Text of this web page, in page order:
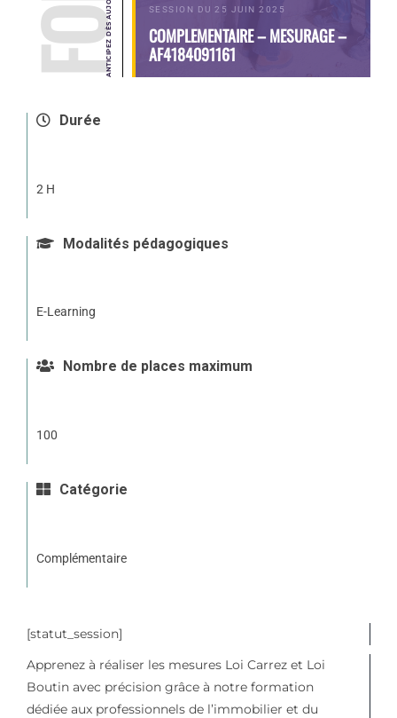
SESSION DU 25 JUIN 2025
COMPLEMENTAIRE – MESURAGE –
AF4184091161
Durée
2 H
Modalités pédagogiques
E-Learning
Nombre de places maximum
100
Catégorie
Complémentaire
[statut_session]
Apprenez à réaliser les mesures Loi Carrez et Loi
Boutin avec précision grâce à notre formation
dédiée aux professionnels de l’immobilier et du